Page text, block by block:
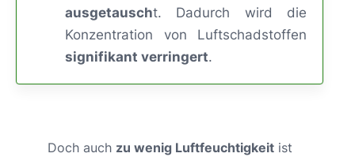
ausgetauscht. Dadurch wird die
Konzentration von Luftschadstoffen
signifikant verringert.
Doch auch zu wenig Luftfeuchtigkeitist